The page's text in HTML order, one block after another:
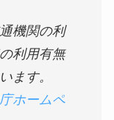
機関の利
利用有無
ます。
ホームペ